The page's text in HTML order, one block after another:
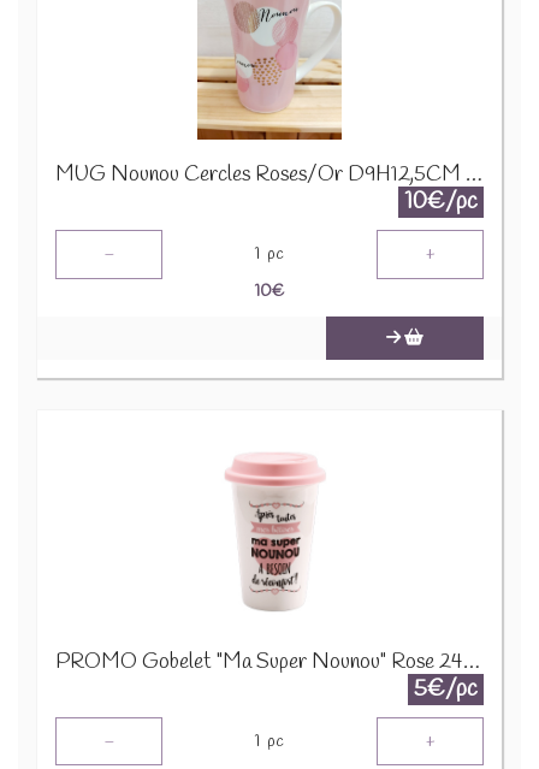
MUG Nounou Cercles Roses/Or D9H12,5CM 24320
10€/pc
- 1 pc +
10€
PROMO Gobelet "Ma Super Nounou" Rose 24139 1200
5€/pc
- 1 pc +